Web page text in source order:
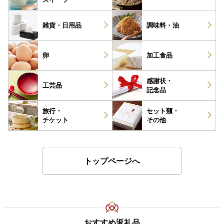
雑貨・ 日用品 調味料・ 油
卵 加工食品
工芸品
感謝状・
記念品
旅行・
チケット
セット類・
その他
トップページへ